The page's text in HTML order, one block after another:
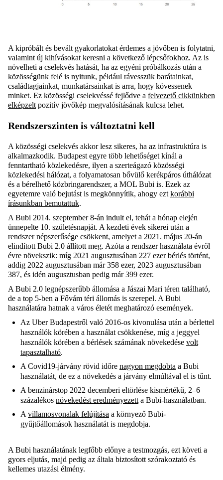
A kipróbált és bevált gyakorlatokat érdemes a jövőben is folytatni,
valamint új kihívásokat keresni a következő lépcsőfokhoz. Az is
növelheti a cselekvés hatását, ha az egyéni próbálkozás után a
közösségünk felé is nyitunk, például rávesszük barátainkat,
családtagjainkat, munkatársainkat is arra, hogy kövessenek
minket. Ez közösségi cselekvéssé fejlődve a felvezető cikkünkben
elképzelt pozitív jövőkép megvalósításának kulcsa lehet.
Rendszerszinten is változtatni kell
A közösségi cselekvés akkor lesz sikeres, ha az infrastruktúra is
alkalmazkodik. Budapest egyre több lehetőséget kínál a
fenntartható közlekedésre, ilyen a szerteágazó közösségi
közlekedési hálózat, a folyamatosan bővülő kerékpáros úthálózat
és a bérelhető közbringarendszer, a MOL Bubi is. Ezek az
egyetemre való bejutást is megkönnyítik, ahogy ezt korábbi
írásunkban bemutattuk.
A Bubi 2014. szeptember 8-án indult el, tehát a hónap elején
ünnepelte 10. születésnapját. A kezdeti évek sikerei után a
rendszer népszerűsége csökkent, amelyet a 2021. május 20-án
elindított Bubi 2.0 állított meg. Azóta a rendszer használata évről
évre növekszik: míg 2021 augusztusában 227 ezer bérlés történt,
addig 2022 augusztusában már 358 ezer, 2023 augusztusában
387, és idén augusztusban pedig már 399 ezer.
A Bubi 2.0 legnépszerűbb állomása a Jászai Mari téren található,
de a top 5-ben a Fővám téri állomás is szerepel. A Bubi
használatára hatnak a város életét meghatározó események.
Az Uber Budapestről való 2016-os kivonulása után a bérlettel
használók körében a használat csökkenése, míg a jeggyel
használók körében a bérlések számának növekedése volt
tapasztalható.
A Covid19-járvány rövid időre nagyon megdobta a Bubi
használatát, de ez a növekedés a járvány elmúltával el is tűnt.
A benzinárstop 2022 decemberi eltörlése kismértékű, 2–6
százalékos növekedést eredményezett a Bubi-használatban.
A villamosvonalak felújítása a környező Bubi-
gyűjtőállomások használatát is megdobja.
A Bubi használatának legfőbb előnye a testmozgás, ezt követi a
gyors eljutás, majd pedig az általa biztosított szórakoztató és
kellemes utazási élmény.